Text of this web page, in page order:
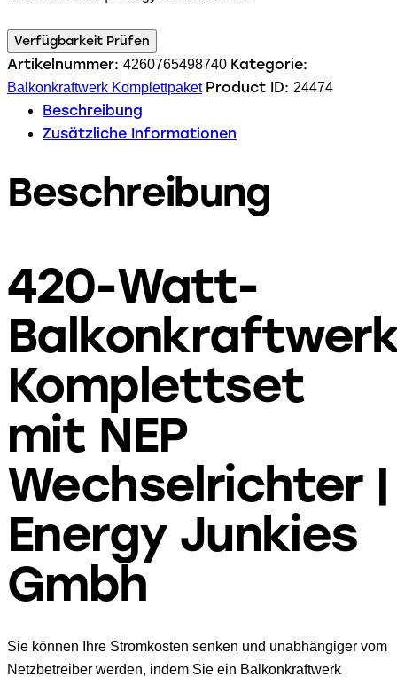
Verfügbarkeit Prüfen
Artikelnummer: 4260765498740 Kategorie:
Balkonkraftwerk Komplettpaket Product ID: 24474
Beschreibung
Zusätzliche Informationen
Beschreibung
420-Watt-
Komplettset
mit NEP
Wechselrichter |
Energy Junkies
Gmbh
Sie können Ihre Stromkosten senken und unabhängiger vom
Netzbetreiber werden, indem Sie ein Balkonkraftwerk